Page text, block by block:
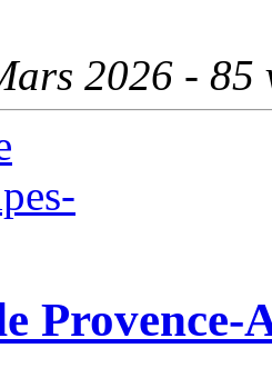
2026 - 85
Provence-